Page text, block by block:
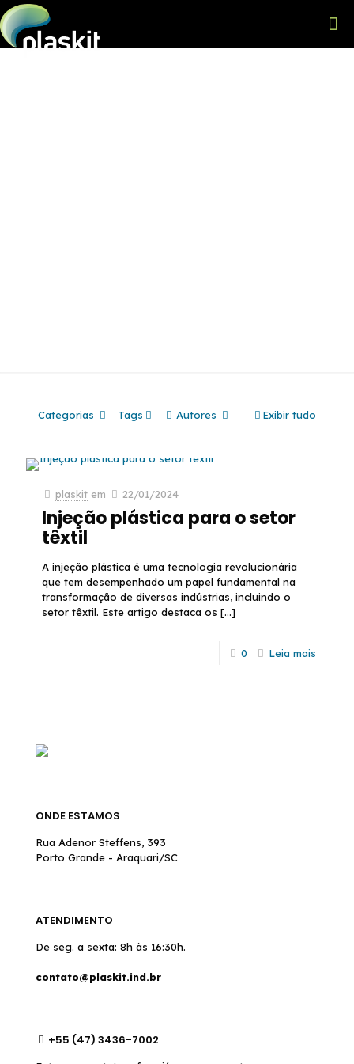
Categorias Tags Autores Exibir tudo
plaskit em 22/01/2024
Injeção plástica para o setor
têxtil
A injeção plástica é uma tecnologia revolucionária
que tem desempenhado um papel fundamental na
transformação de diversas indústrias, incluindo o
setor têxtil. Este artigo destaca os […]
0 Leia mais
ONDE ESTAMOS
Rua Adenor Steffens, 393
Porto Grande - Araquari/SC
ATENDIMENTO
De seg. a sexta: 8h às 16:30h.
contato@plaskit.ind.br
+55 (47) 3436-7002